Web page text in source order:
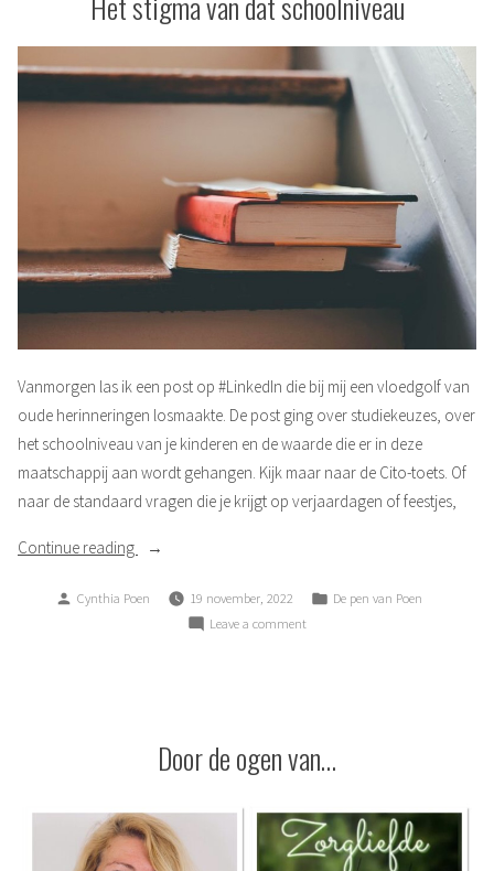
Vanmorgen las ik een post op #LinkedIn die bij mij een vloedgolf van
oude herinneringen losmaakte. De post ging over studiekeuzes, over
het schoolniveau van je kinderen en de waarde die er in deze
maatschappij aan wordt gehangen. Kijk maar naar de Cito-toets. Of
naar de standaard vragen die je krijgt op verjaardagen of feestjes,
Continue reading
“Het
van
Posted
Cynthia Poen 19 november, 2022
Posted
De pen van Poen
Leave a commenton
Door de ogen van…